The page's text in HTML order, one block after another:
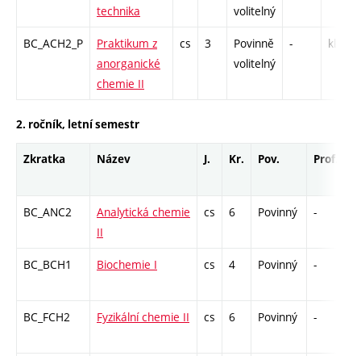
technika volitelný
BC_ACH2_P
Praktikum z
anorganické
chemie II
cs 3
Povinně
volitelný
- kl
2. ročník, letní semestr
Zkratka Název J. Kr. Pov. Prof.
BC_ANC2
Analytická chemie
II
cs 6 Povinný -
BC_BCH1 Biochemie I cs 4 Povinný -
BC_FCH2 Fyzikální chemie II cs 6 Povinný -